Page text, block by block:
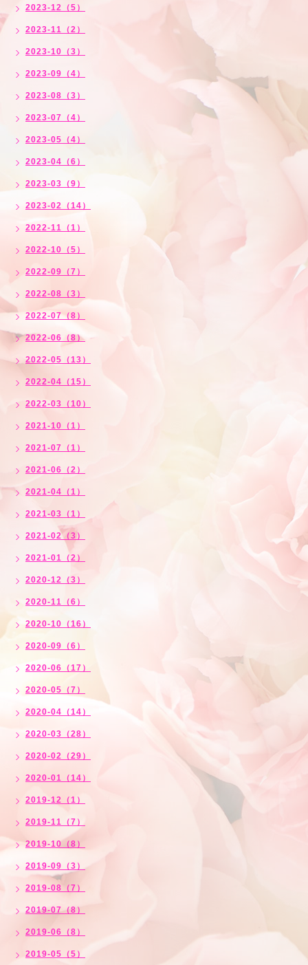
2023-12（5）
2023-11（2）
2023-10（3）
2023-09（4）
2023-08（3）
2023-07（4）
2023-05（4）
2023-04（6）
2023-03（9）
2023-02（14）
2022-11（1）
2022-10（5）
2022-09（7）
2022-08（3）
2022-07（8）
2022-06（8）
2022-05（13）
2022-04（15）
2022-03（10）
2021-10（1）
2021-07（1）
2021-06（2）
2021-04（1）
2021-03（1）
2021-02（3）
2021-01（2）
2020-12（3）
2020-11（6）
2020-10（16）
2020-09（6）
2020-06（17）
2020-05（7）
2020-04（14）
2020-03（28）
2020-02（29）
2020-01（14）
2019-12（1）
2019-11（7）
2019-10（8）
2019-09（3）
2019-08（7）
2019-07（8）
2019-06（8）
2019-05（5）